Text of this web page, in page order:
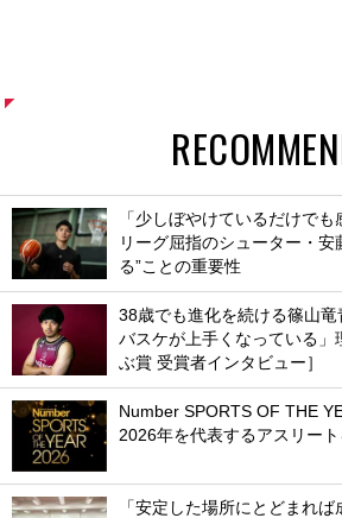
「少しぼやけているだけで
リーグ屈指のシューター・安
る”ことの重要性
38歳でも進化を続ける篠山竜
バスケが上手くなっている」
ぶ賞 受賞者インタビュー］
Number SPORTS OF THE
2026年を代表するアスリー
「安定した場所にとどまれ